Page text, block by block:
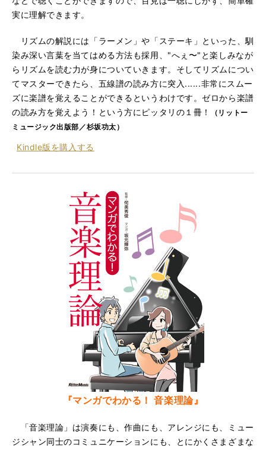
実に理解できます。
リズムの解説には「ラーメン」や「ステーキ」といった、馴
染み深い言葉を当てはめる方法も採用、"へぇ〜"と楽しみなが
らリズムを読む力が身についていきます。そしてリズムについ
てマスターできたら、五線譜の読み方に突入......非常にスムー
ズに楽譜を覚えることができるというわけです。ゼロから楽譜
の読み方を覚えよう！という方にピッタリの１冊！
（リットー
ミュージック出版部／杉坂功太）
Kindle版を購入する
『マンガでわかる！ 音楽理論』
「音楽理論」は演奏にも、作曲にも、アレンジにも、ミュー
ジシャン同士のコミュニケーションにも、とにかくさまざまな